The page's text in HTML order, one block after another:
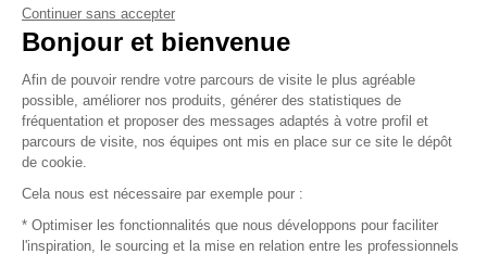
Vendez vos produits
Plan du site
© 2016 –Organisation SAFI
Recrutement
Continuer sans accepter
Bonjour et bienvenue
Afin de pouvoir rendre votre parcours de visite le plus agréable
possible, améliorer nos produits, générer des statistiques de
fréquentation et proposer des messages adaptés à votre profil et
parcours de visite, nos équipes ont mis en place sur ce site le dépôt
de cookie.
Cela nous est nécessaire par exemple pour :
* Optimiser les fonctionnalités que nous développons pour faciliter
l'inspiration, le sourcing et la mise en relation entre les professionnels